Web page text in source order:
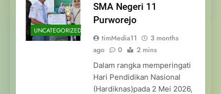
UNCATEGORIZED
SMA Negeri 11
Purworejo
timMedia11
3 months
ago
0 2 mins
Dalam rangka memperingati
Hari Pendidikan Nasional
(Hardiknas)pada 2 Mei 2026,